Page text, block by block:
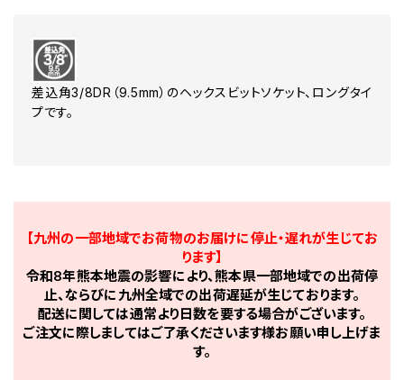
差込角3/8DR（9.5mm）のヘックスビットソケット、ロングタイ
プです。
【九州の一部地域でお荷物のお届けに停止・遅れが生じてお
ります】
令和8年熊本地震の影響により、熊本県一部地域での出荷停
止、ならびに九州全域での出荷遅延が生じております。
配送に関しては通常より日数を要する場合がございます。
ご注文に際しましてはご了承くださいます様お願い申し上げま
す。